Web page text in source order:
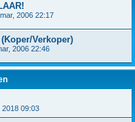
2006 22:17
Verkoper)
2006 22:46
2018 09:03